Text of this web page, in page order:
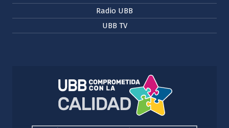
Radio UBB
UBB TV